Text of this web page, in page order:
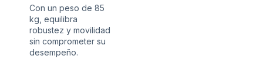
Con un peso de 85
kg, equilibra
robustez y movilidad
sin comprometer su
desempeño.